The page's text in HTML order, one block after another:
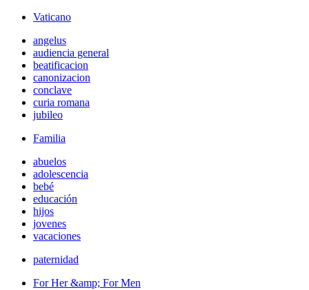
Vaticano
angelus
audiencia general
beatificacion
canonizacion
conclave
curia romana
jubileo
Familia
abuelos
adolescencia
bebé
educación
hijos
jovenes
vacaciones
paternidad
For Her &amp; For Men